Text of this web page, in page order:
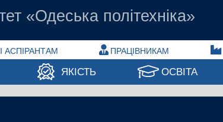
«Одеська політехніка»
АСПІРАНТАМ ПРАЦІВНИКАМ
ЯКІСТЬ ОСВІТА